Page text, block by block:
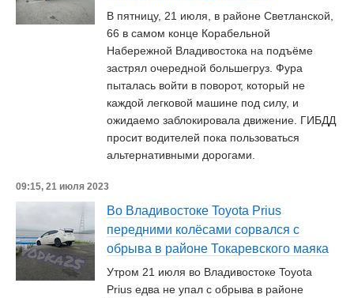
В пятницу, 21 июля, в районе Светланской,
66 в самом конце Корабельной
Набережной Владивостока на подъёме
застрял очередной большегруз. Фура
пыталась войти в поворот, который не
каждой легковой машине под силу, и
ожидаемо заблокировала движение. ГИБДД
просит водителей пока пользоваться
альтернативными дорогами.
09:15, 21 июля 2023
Во Владивостоке Toyota Prius
передними колёсами сорвался с
обрыва в районе Токаревского маяка
Утром 21 июля во Владивостоке Toyota
Prius едва не упал с обрыва в районе